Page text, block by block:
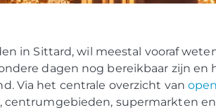
in Sittard, wil meestal vooraf
dagen nog bereikbaar zijn en
Via het centrale overzicht van
supermarkten